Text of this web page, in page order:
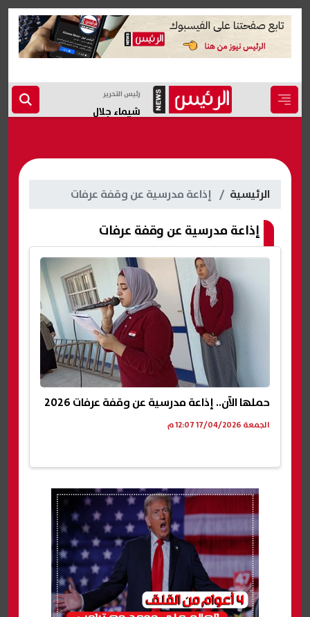
رئيس التحرير
شيماء جلال
الرئيسية إذاعة مدرسية عن وقفة عرفات
إذاعة مدرسية عن وقفة عرفات
حملها الآن.. إذاعة مدرسية عن وقفة عرفات 2026
الجمعة 17/04/2026 12:07 م